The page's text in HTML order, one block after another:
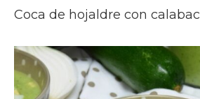
Coca de hojaldre con